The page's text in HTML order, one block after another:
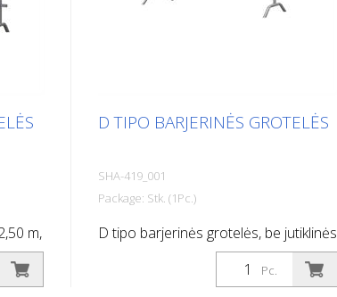
m,
D TIPO BARJERINĖS GROTELĖS
SHA-419_001
Package: Stk. (1Pc.)
D tipo barjerinės grotelės, be jutiklinės
juostos, ilgis: 2,00 m, 14 juostų
Pc.